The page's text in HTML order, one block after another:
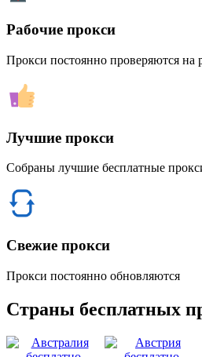
Рабочие прокси
Прокси постоянно проверяются на
Лучшие прокси
Собраны лучшие бесплатные
Свежие прокси
Прокси постоянно обновляются
Страны бесплатных